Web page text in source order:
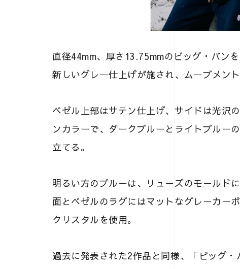
直径44mm、厚さ13.75mmのビッグ・バン
新しいグレー仕上げが施され、ムーブメン
ベゼル上部はサテン仕上げ、サイドは光沢
ンカラーで、ダークブルーとライトブルー
立てる。
明るい方のブルーは、リューズのモールド
面とベゼルのラグにはマットなグレーカー
クリスタルを使用。
過去に発表された2作品と同様、「ビッグ